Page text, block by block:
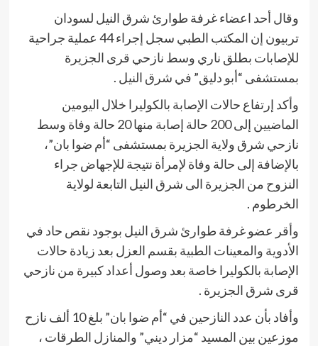
وقال أحد اعضاء غرفة طوارئ شرق النيل لسودان
تربيون إن المكتب الطبي سجل إجراء 44 عملية جراحية
للإصابات بطلق ناري وسط نازحي قرى الجزيرة
بمستشفى “أبو دليق” في شرق النيل .
وأكد إرتفاع حالات الإصابة بالكوليرا خلال اليومين
الماضيين إلى 200 حالة إصابة منها 20 حالة وفاة وسط
نازحي شرق ولاية الجزيرة بمستشفى “أم ضوا بان”،
بالإضافة إلى حالة وفاة لإمرأة نتيجة للإجهاض جراء
النزوح من الجزيرة الى شرق النيل التابعة لولاية
الخرطوم .
وأقر عضو غرفة طوارئ شرق النيل بوجود نقص حاد في
الأدوية والمعينات الطبية بقسم العزل بعد زيادة حالات
الإصابة بالكوليرا خاصة بعد وصول أعداد كبيرة من نازحي
قرى شرق الجزيرة .
وأفاد بأن عدد النازحين في “أم ضوا بان” بلغ 10 ألف نازح
موزعين بين المسيد “مزار ديني” والمنازل الطرقات ،